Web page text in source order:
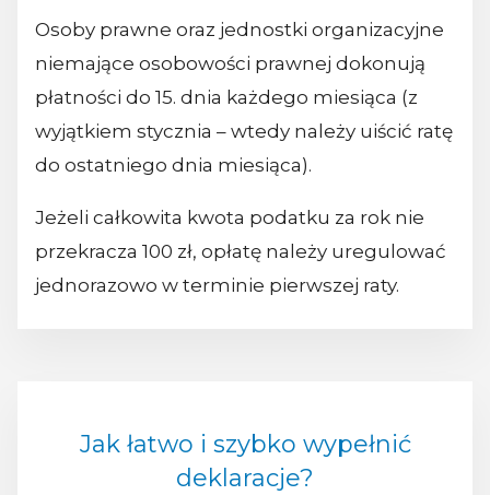
Osoby prawne oraz jednostki organizacyjne
niemające osobowości prawnej dokonują
płatności do 15. dnia każdego miesiąca (z
wyjątkiem stycznia – wtedy należy uiścić ratę
do ostatniego dnia miesiąca).
Jeżeli całkowita kwota podatku za rok nie
przekracza 100 zł, opłatę należy uregulować
jednorazowo w terminie pierwszej raty.
Jak łatwo i szybko wypełnić
deklaracje?